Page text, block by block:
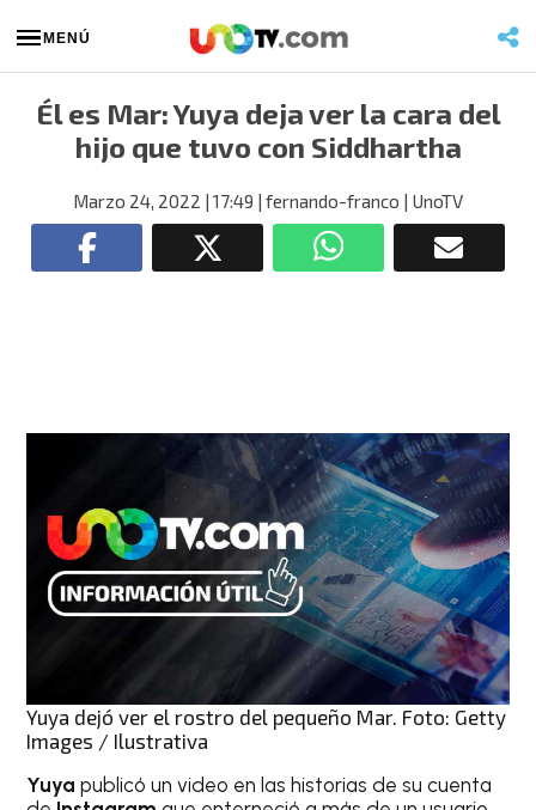
MENÚ
Él es Mar: Yuya deja ver la cara del
hijo que tuvo con Siddhartha
Marzo 24, 2022 | 17:49 | fernando-franco | UnoTV
Yuya dejó ver el rostro del pequeño Mar. Foto: Getty
Images / Ilustrativa
Yuya publicó un video en las historias de su cuenta